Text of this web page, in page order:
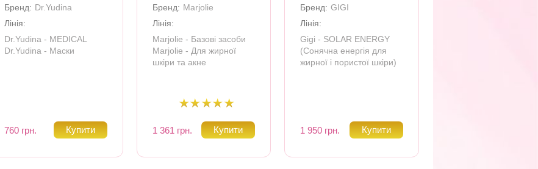
Бренд: Dr.Yudina
Лінія:
Dr.Yudina - MEDICAL
Dr.Yudina - Маски
760 грн.
Бренд: Marjolie
Лінія:
Marjolie - Базові засоби
Marjolie - Для жирної
шкіри та акне
1 361 грн.
Бренд: GIGI
Лінія:
Gigi - SOLAR ENERGY
(Сонячна енергія для
жирної і пористої шкіри)
1 950 грн.